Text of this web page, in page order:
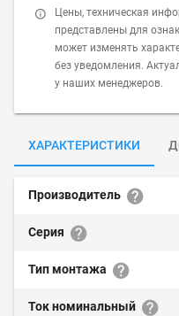
Цены, техническая
представлены для
может изменять
без уведомления.
у наших менеджеров.
ХАРАКТЕРИСТИКИ
Производитель
Серия
Тип монтажа
Ток номинальный